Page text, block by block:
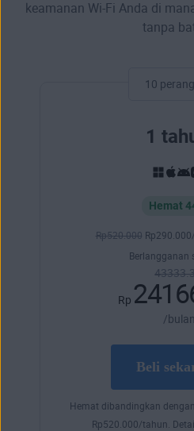
keamanan Wi-Fi Anda di
tanpa
10
1
Hemat
Rp520.000 Rp290.000
Berlangganan
Rp
/bulan
Beli
Hemat dibandingkan
Rp520.000/tahun.